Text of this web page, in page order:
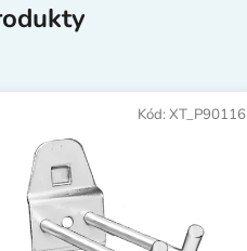
Kód: XT_P90116